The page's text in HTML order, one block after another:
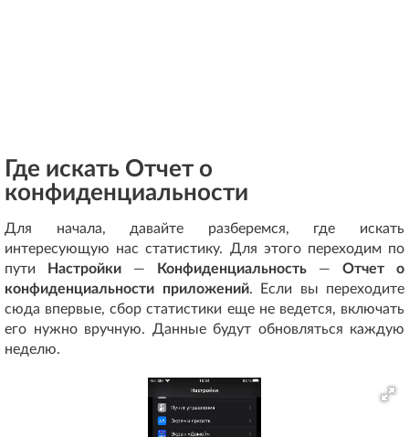
Где искать Отчет о
конфиденциальности
Для начала, давайте разберемся, где искать
интересующую нас статистику. Для этого переходим по
пути
Настройки — Конфиденциальность — Отчет о
конфиденциальности приложений. Если вы переходите
сюда впервые, сбор статистики еще не ведется, включать
его нужно вручную. Данные будут обновляться каждую
неделю.